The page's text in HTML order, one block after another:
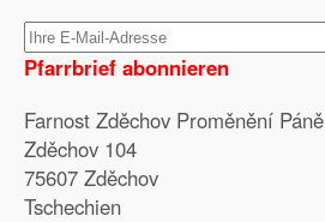
Pfarrbrief abonnieren
Farnost Zděchov Proměnění Páně
Zděchov 104
75607 Zděchov
Tschechien